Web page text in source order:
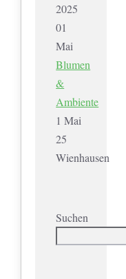
2025
01
Mai
Blumen
&
Ambiente
1 Mai
25
Wienhausen
Suchen